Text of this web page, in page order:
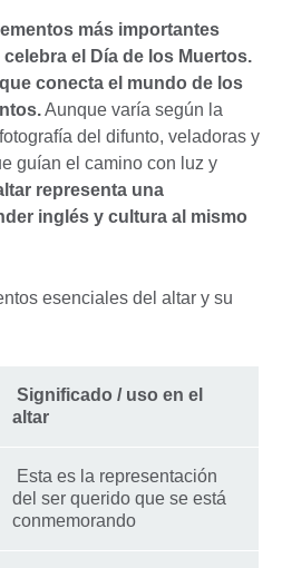
más importantes
el Día de los Muertos.
conecta el mundo de los
Aunque varía según la
del difunto, veladoras y
guían el camino con luz y
representa una
inglés y cultura al mismo
esenciales del altar y su
Significado / uso en el
altar
Esta es la representación
del ser querido que se está
conmemorando